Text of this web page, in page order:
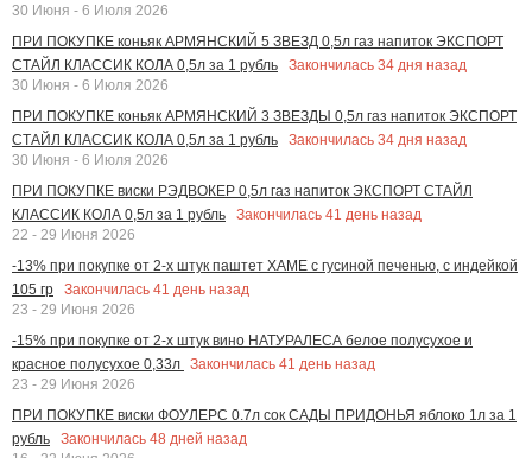
30 Июня - 6 Июля 2026
ПРИ ПОКУПКЕ коньяк АРМЯНСКИЙ 5 ЗВЕЗД 0,5л газ напиток ЭКСПОРТ
СТАЙЛ КЛАССИК КОЛА 0,5л за 1 рубль
Закончилась 34 дня назад
30 Июня - 6 Июля 2026
ПРИ ПОКУПКЕ коньяк АРМЯНСКИЙ 3 ЗВЕЗДЫ 0,5л газ напиток ЭКСПОРТ
СТАЙЛ КЛАССИК КОЛА 0,5л за 1 рубль
Закончилась 34 дня назад
30 Июня - 6 Июля 2026
ПРИ ПОКУПКЕ виски РЭДВОКЕР 0,5л газ напиток ЭКСПОРТ СТАЙЛ
КЛАССИК КОЛА 0,5л за 1 рубль
Закончилась 41 день назад
22 - 29 Июня 2026
-13% при покупке от 2-х штук паштет ХАМЕ с гусиной печенью, с индейкой
105 гр
Закончилась 41 день назад
23 - 29 Июня 2026
-15% при покупке от 2-х штук вино НАТУРАЛЕСА белое полусухое и
красное полусухое 0,33л Закончилась 41 день назад
23 - 29 Июня 2026
ПРИ ПОКУПКЕ виски ФОУЛЕРС 0.7л сок САДЫ ПРИДОНЬЯ яблоко 1л за 1
рубль
Закончилась 48 дней назад